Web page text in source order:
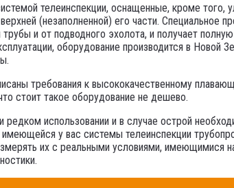
телеинспекции, оснащенные, кроме того,
(незаполненной) его части.
и от подводного эхолота, и получает
оборудование производится в Новой
требования к высококачественному
стоит такое оборудование не дешево.
редком использовании и в случае острой
имеющейся у вас системы телеинспекции
их с реальными условиями, имеющимися